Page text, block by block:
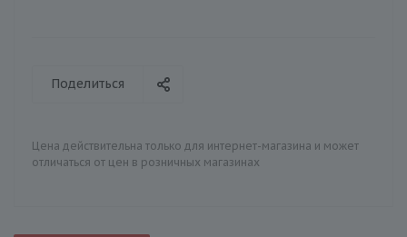
Поделиться
Цена действительна только для интернет-магазина и может
отличаться от цен в розничных магазинах